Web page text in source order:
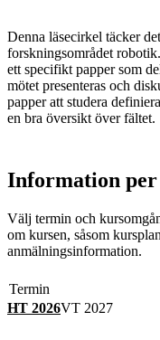
Denna läsecirkel täcker
forskningsområdet
ett specifikt papper som
mötet presenteras och
papper att studera
en bra översikt över fältet.
Information per
Välj termin och
om kursen, såsom
anmälningsinformation.
Termin
HT 2026VT 2027